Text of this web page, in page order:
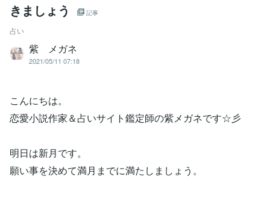
きましょう
記事
占い
紫 メガネ
2021/05/11 07:18
こんにちは。
恋愛小説作家＆占いサイト鑑定師の紫メガネです☆彡
明日は新月です。
願い事を決めて満月までに満たしましょう。